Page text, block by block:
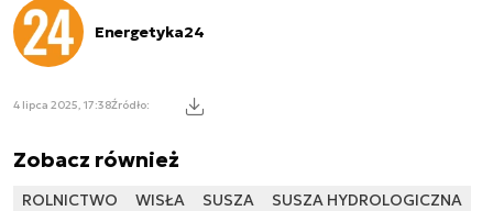
Energetyka24
4 lipca 2025, 17:38Źródło:
Zobacz również
ROLNICTWO WISŁA SUSZA SUSZA HYDROLOGICZNA